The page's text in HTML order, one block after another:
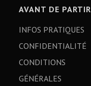
AVANT DE PARTIR
INFOS PRATIQUES
CONFIDENTIALITÉ
CONDITIONS
GÉNÉRALES